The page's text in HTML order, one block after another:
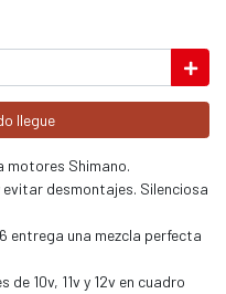
llegue
motores Shimano.
desmontajes. Silenciosa
entrega una mezcla perfecta
10v, 11v y 12v en cuadro